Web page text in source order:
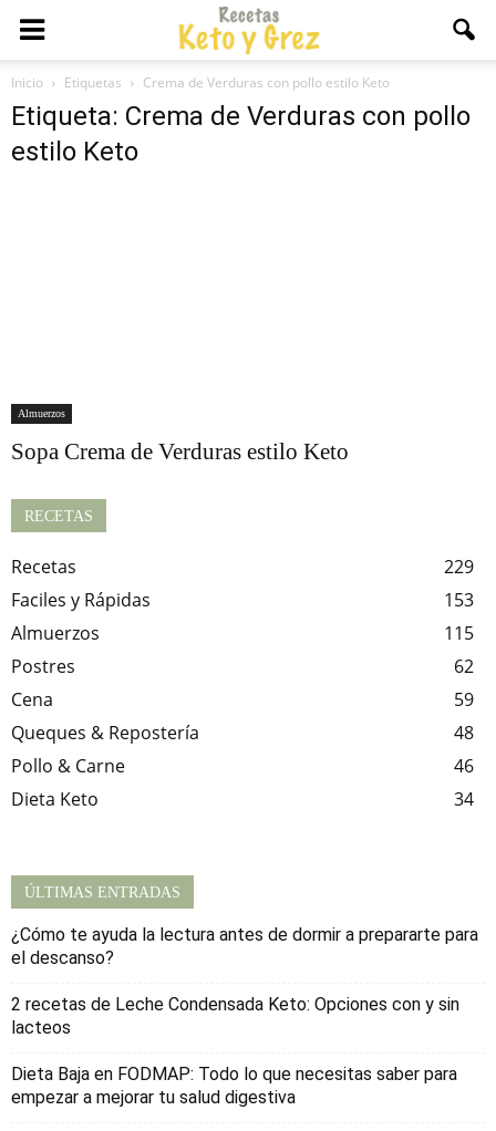
Inicio Etiquetas Crema de Verduras con pollo estilo Keto
Etiqueta: Crema de Verduras con pollo
estilo Keto
Almuerzos
Sopa Crema de Verduras estilo Keto
RECETAS
Recetas
229
Faciles y Rápidas
153
Almuerzos
115
Postres
62
Cena
59
Queques & Repostería
48
Pollo & Carne
46
Dieta Keto
34
ÚLTIMAS ENTRADAS
¿Cómo te ayuda la lectura antes de dormir a prepararte para
el descanso?
2 recetas de Leche Condensada Keto: Opciones con y sin
lacteos
Dieta Baja en FODMAP: Todo lo que necesitas saber para
empezar a mejorar tu salud digestiva